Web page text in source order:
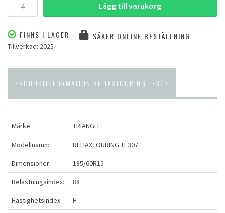
Lägg till varukorg
FINNS I LAGER SÄKER ONLINE BESTÄLLNING
Tillverkad: 2025
PRODUKTINFORMATION RELIAXTOURING TE307
Märke: TRIANGLE
Modellnamn: RELIAXTOURING TE307
Dimensioner: 185/60R15
Belastningsindex: 88
Hastighetsindex: H